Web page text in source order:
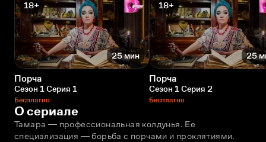
18+
25 мин
Порча
Сезон 1 Серия 1
Бесплатно
18+
25
Порча
Сезон 1 Серия 2
Бесплатно
О сериале
Тамара ― профессиональная колдунья. Ее
специализация ― борьба с порчами и проклятиями.